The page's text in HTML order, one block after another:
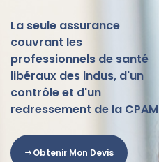
La seule assurance
couvrant les
professionnels de santé
libéraux des indus, d'un
contrôle et d'un
redressement de la CPAM
Obtenir Mon Devis